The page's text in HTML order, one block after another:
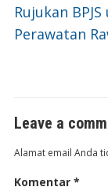
Rujukan
Perawatan
Leave a
Alamat email Anda
Komentar *